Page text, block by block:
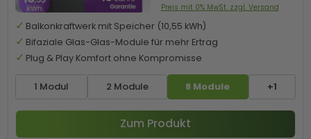
1 Modul 2 Module 8 Module +1
Preis mit 0% MwSt. zzgl. Versand
Balkonkraftwerk mit Speicher (10,55 kWh)
Bifaziale Glas-Glas-Module für mehr Ertrag
Plug & Play Komfort ohne Kompromisse
Zum Produkt